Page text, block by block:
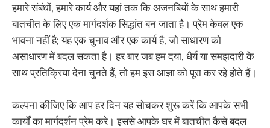
हमारे संबंधों, हमारे कार्य और यहां तक कि अजनबियों के साथ हमारी
बातचीत के लिए एक मार्गदर्शक सिद्धांत बन जाता है। प्रेम केवल एक
भावना नहीं है; यह एक चुनाव और एक कार्य है, जो साधारण को
असाधारण में बदल सकता है। हर बार जब हम दया, धैर्य या समझदारी के
साथ प्रतिक्रिया देना चुनते हैं, तो हम इस आज्ञा को पूरा कर रहे होते हैं।
कल्पना कीजिए कि आप हर दिन यह सोचकर शुरू करें कि आपके सभी
कार्यों का मार्गदर्शन प्रेम करे। इससे आपके घर में बातचीत कैसे बदल